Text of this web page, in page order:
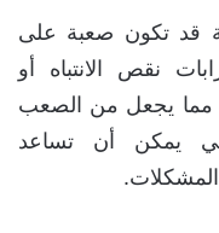
قد تكون صعبة على
نقص الانتباه أو
مما يجعل من الصعب
يمكن أن تساعد